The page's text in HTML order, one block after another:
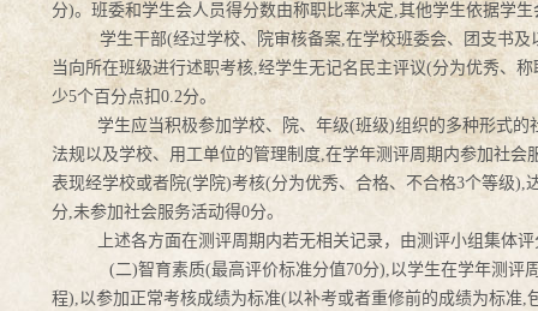
分)。班委和学生会人员得分数由称职比率决定,其他学生依据学
学生干部(经过学校、院审核备案,在学校班委会、团支书
当向所在班级进行述职考核,经学生无记名民主评议(分为优秀、
少5个百分点扣0.2分。
学生应当积极参加学校、院、年级(班级)组织的多种形式的
法规以及学校、用工单位的管理制度,在学年测评周期内参加社
表现经学校或者院(学院)考核(分为优秀、合格、不合格3个等级
分,未参加社会服务活动得0分。
上述各方面在测评周期内若无相关记录，由测评小组集体
(二)智育素质(最高评价标准分值70分),以学生在学年测评
程),以参加正常考核成绩为标准(以补考或者重修前的成绩为标准,